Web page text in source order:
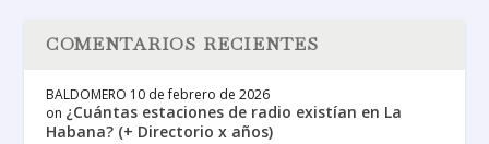
COMENTARIOS RECIENTES
BALDOMERO 10 de febrero de 2026
on ¿Cuántas estaciones de radio existían en La
Habana? (+ Directorio x años)